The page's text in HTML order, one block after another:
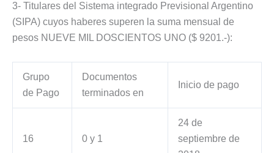
3- Titulares del Sistema integrado Previsional Argentino
(SIPA) cuyos haberes superen la suma mensual de
pesos NUEVE MIL DOSCIENTOS UNO ($ 9201.-):
Grupo
de Pago
Documentos
terminados en
Inicio de pago
16 0 y 1
24 de
septiembre de